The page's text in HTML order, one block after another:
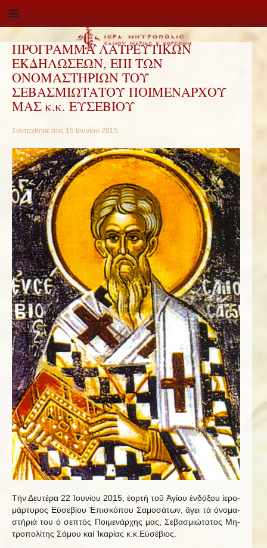
ΠΡOΓΡΑΜΜΑ ΛΑΤΡΕΥΤΙΚΩΝ
ΕΚΔΗΛΩΣΕΩΝ, ΕΠΙ ΤΩΝ
ΟΝΟΜΑΣΤΗΡΙΩΝ ΤΟΥ
ΣΕΒΑΣΜΙΩΤΑΤΟΥ ΠΟΙΜΕΝΑΡΧΟΥ
ΜΑΣ κ.κ. ΕΥΣΕΒΙΟΥ
Συντάχθηκε στις 15 Ιουνίου 2015.
Τήν Δευτέρα 22 Ἰ­ου­νίου 2015, ἑ­ορτή τοῦ Ἁ­γίου ἐν­δό­ξου ἱ­ε­ρο­
μάρ­τυ­ρος Εὐ­σε­βίου Ἐ­πι­σκό­που Σα­μο­σά­των, ἄ­γει τά ὀ­νο­μα­
στή­ριά του ὁ σε­πτός Ποι­με­νάρ­χης μας, Σε­βα­σμι­ώ­τα­τος Μη­
τρο­πο­λί­της Σά­μου καί Ἰ­κα­ρίας κ.κ.Εὐ­σέ­βιος.